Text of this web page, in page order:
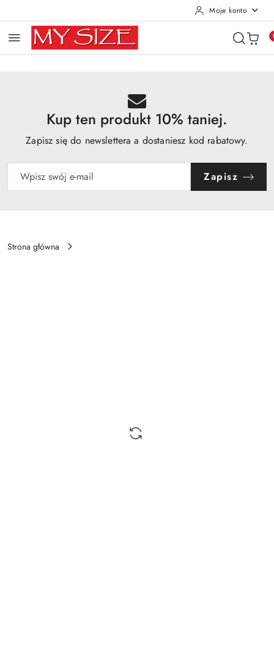
Moje konto
Kup ten produkt 10% taniej.
Zapisz się do newslettera a dostaniesz kod rabatowy.
Zapisz
Strona główna